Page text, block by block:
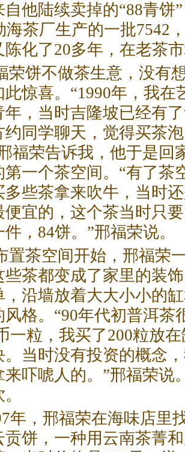
他陆续卖掉的“88青饼
海茶厂生产的一批7542
化了20多年，在老茶
饼不做茶生意，没有
惊喜。“1990年，我在
年，当时吉隆坡已经有
约同学聊天，觉得买茶
福荣告诉我，他于是回
第一个茶空间。“有了茶
多些茶拿来吹牛，当时
便宜的，这个茶当时只
，84饼。”邢福荣说。
茶空间开始，邢福荣
些茶都变成了家里的装
，沿墙放着大大小小的
格。“90年代初普洱茶
一粒，我买了200粒放
。当时没有投资的概念
来吓唬人的。”邢福荣说
，邢福荣在海味店里
贡饼，一种用云南茶菁